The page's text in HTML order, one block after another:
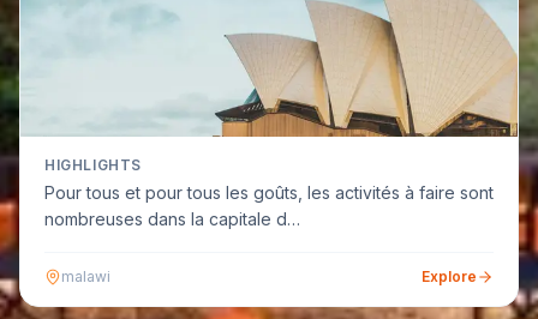
HIGHLIGHTS
Pour tous et pour tous les goûts, les activités à faire sont
nombreuses dans la capitale d…
malawi Explore